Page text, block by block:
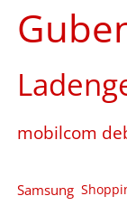
mobilcom
Samsung